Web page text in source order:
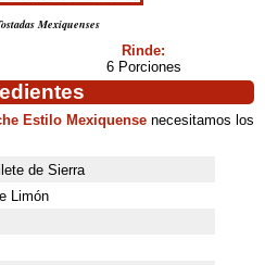
Mexiquenses
Rinde:
6 Porciones
Estilo Mexiquense necesitamos los
de Sierra
Limón